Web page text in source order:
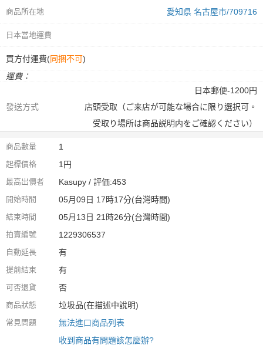
商品所在地 愛知県 名古屋市/709716
日本當地運費
買方付運費(同捆不可)
運費：
發送方式
日本郵便-1200円
店頭受取（ご来店が可能な場合に限り選択可。
受取り場所は商品説明内をご確認ください）
商品數量 1
起標價格 1円
最高出價者 Kasupy / 評価:453
開始時間 05月09日 17時17分(台灣時間)
結束時間 05月13日 21時26分(台灣時間)
拍賣編號 1229306537
自動延長 有
提前結束 有
可否退貨 否
商品狀態 垃圾品(在描述中說明)
常見問題
無法進口商品列表
收到商品有問題該怎麼辦?